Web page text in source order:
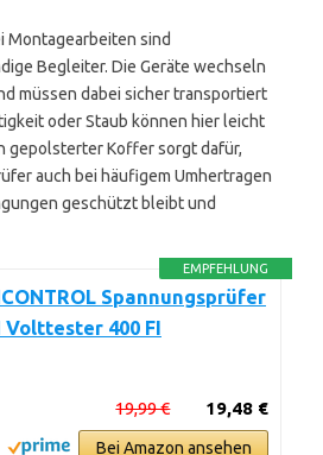
Montagearbeiten sind
Begleiter. Die Geräte wechseln
müssen dabei sicher transportiert
oder Staub können hier leicht
gepolsterter Koffer sorgt dafür,
auch bei häufigem Umhertragen
geschützt bleibt und
EMPFEHLUNG
Spannungsprüfer
Volttester 400 FI
19,48 €
19,99 €
Bei Amazon ansehen